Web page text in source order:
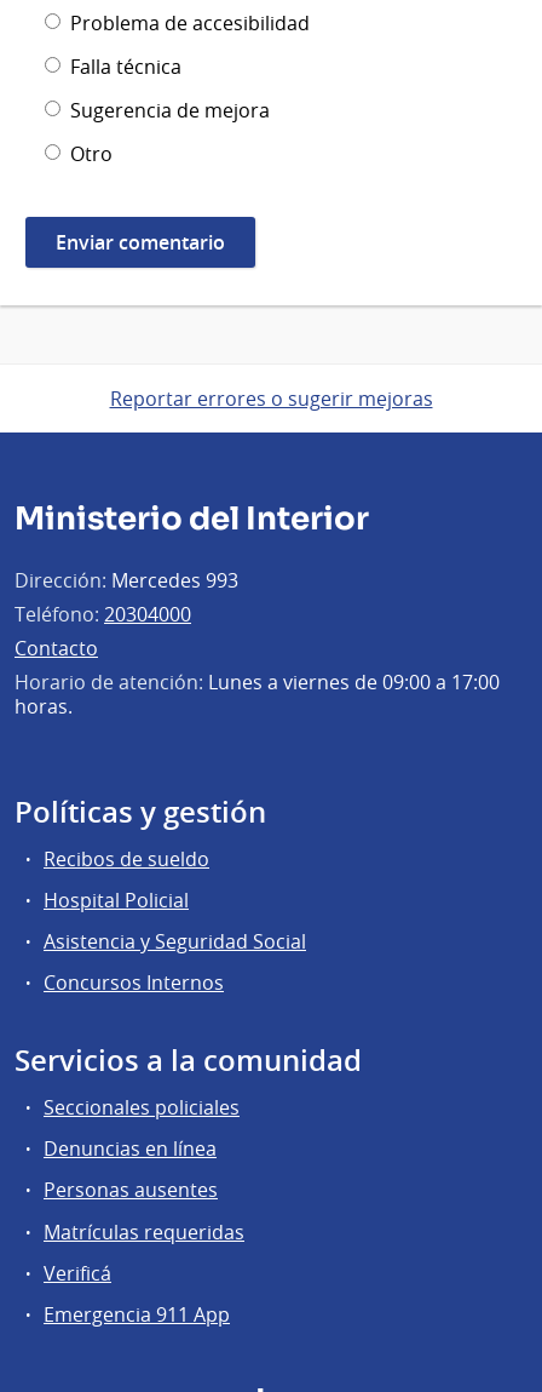
Problema de accesibilidad
Falla técnica
Sugerencia de mejora
Otro
Reportar errores o sugerir mejoras
Ministerio del Interior
Dirección: Mercedes 993
Teléfono: 20304000
Contacto
Horario de atención: Lunes a viernes de 09:00 a 17:00
horas.
Políticas y gestión
Recibos de sueldo
Hospital Policial
Asistencia y Seguridad Social
Concursos Internos
Servicios a la comunidad
Seccionales policiales
Denuncias en línea
Personas ausentes
Matrículas requeridas
Verificá
Emergencia 911 App